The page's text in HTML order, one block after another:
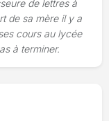
de lettres à
de sa mère il y a
cours au lycée
à terminer.